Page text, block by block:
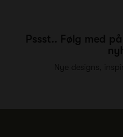
Pssst.. Følg med på
Nye designs,